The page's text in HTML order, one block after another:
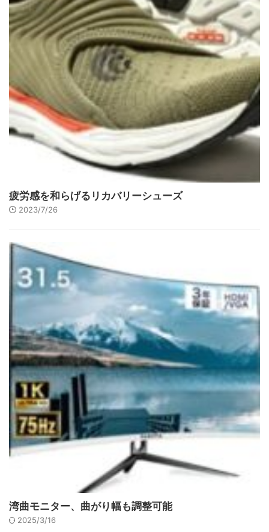
疲労感を和らげるリカバリーシューズ
2023/7/26
湾曲モニター、曲がり幅も調整可能
2025/3/16